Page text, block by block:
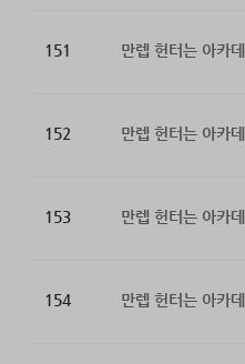
151 만렙 헌터는 아카
152 만렙 헌터는 아카
153 만렙 헌터는 아카
154 만렙 헌터는 아카